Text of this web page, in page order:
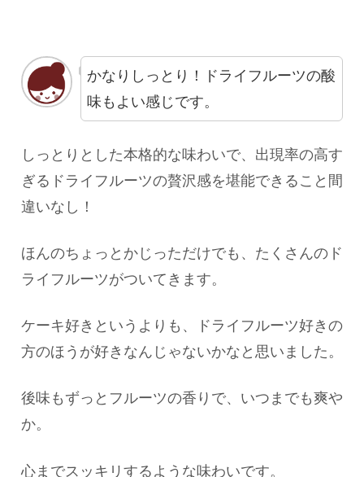
かなりしっとり！ドライフルーツの酸
味もよい感じです。
しっとりとした本格的な味わいで、出現率の高す
ぎるドライフルーツの贅沢感を堪能できること間
違いなし！
ほんのちょっとかじっただけでも、たくさんのド
ライフルーツがついてきます。
ケーキ好きというよりも、ドライフルーツ好きの
方のほうが好きなんじゃないかなと思いました。
後味もずっとフルーツの香りで、いつまでも爽や
か。
心までスッキリするような味わいです。